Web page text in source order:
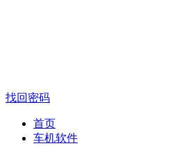
找回密码
首页
车机软件